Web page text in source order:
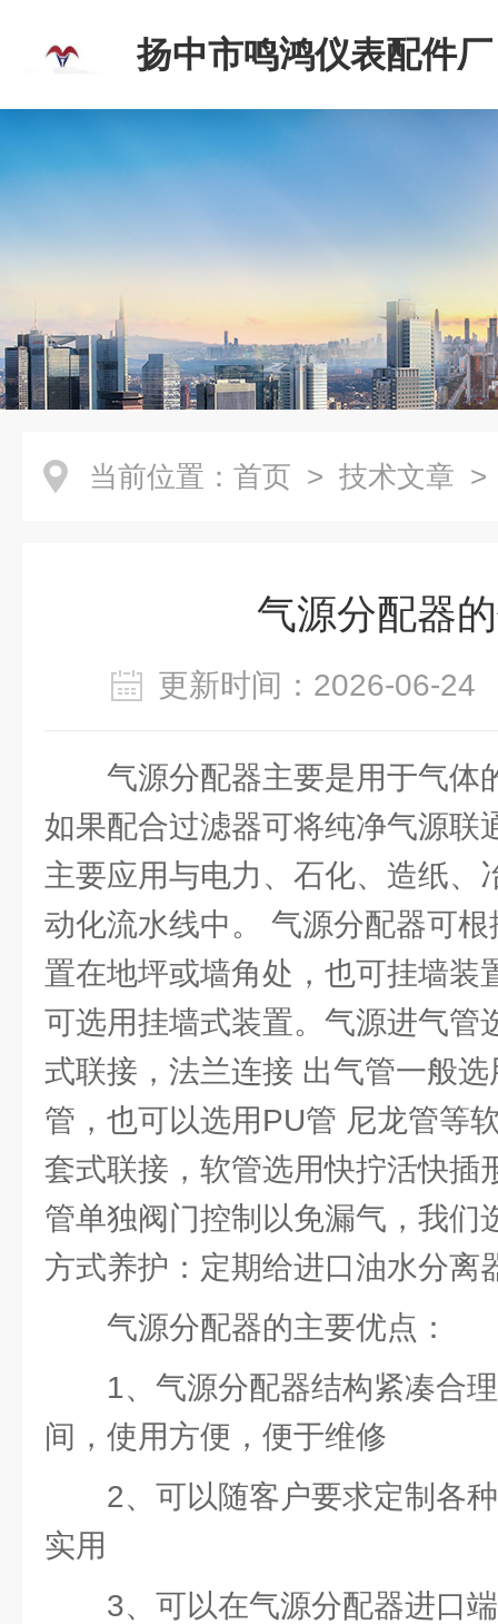
扬中市鸣鸿仪表配件厂
当前位置： 首页 > 技术文章 >
气源分配器
更新时间：2026-06-
气源分配器主要是用于气体
如果配合过滤器可将纯净气源联
主要应用与电力、石化、造纸、
动化流水线中。 气源分配器可
置在地坪或墙角处，也可挂墙装
可选用挂墙式装置。气源进气管
式联接，法兰连接 出气管一般
管，也可以选用PU管 尼龙管等
套式联接，软管选用快拧活快插
管单独阀门控制以免漏气，我们
方式养护：定期给进口油水分离
气源分配器的主要优点：
1、气源分配器结构紧凑合
间，使用方便，便于维修
2、可以随客户要求定制各
实用
3、可以在气源分配器进口